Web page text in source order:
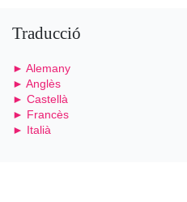
Traducció
► Alemany
► Anglès
► Castellà
► Francès
► Italià